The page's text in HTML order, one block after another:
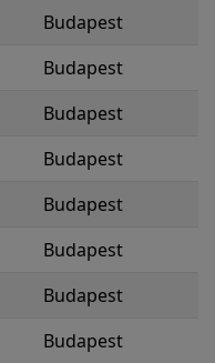
Budapest
Budapest
Budapest
Budapest
Budapest
Budapest
Budapest
Budapest